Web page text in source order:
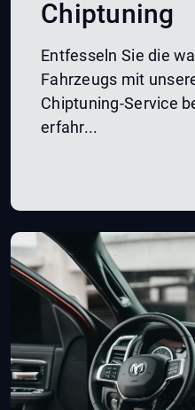
Chiptuning
Entfesseln Sie die
Fahrzeugs mit
Chiptuning-Service
erfahr...